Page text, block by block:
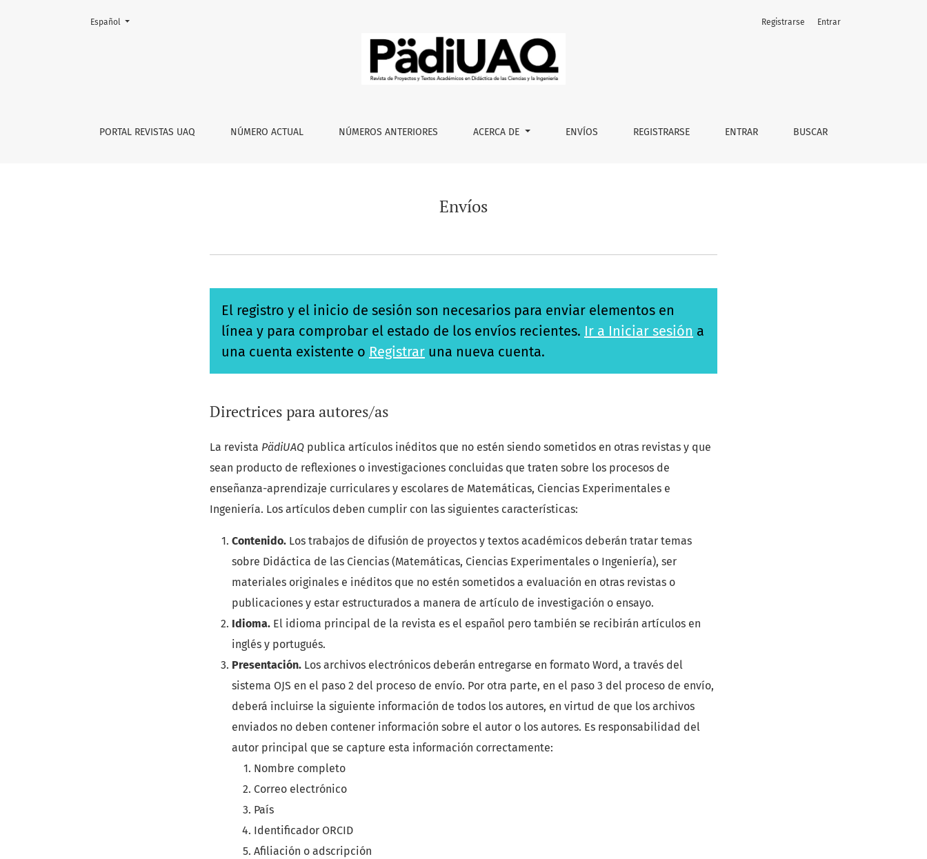
Envíos
PORTAL REVISTAS UAQ NÚMERO ACTUAL NÚMEROS ANTERIORES ACERCA DE ENVÍOS REGISTRARSE ENTRAR BUSCAR
Registrarse Entrar
Cambiar el idioma. El actual es:
Español
Envíos
El registro y el inicio de sesión son necesarios para enviar elementos en
línea y para comprobar el estado de los envíos recientes. Ir a Iniciar sesión a
una cuenta existente o Registrar una nueva cuenta.
Directrices para autores/as
La revista PädiUAQ publica artículos inéditos que no estén siendo sometidos en otras revistas y que
sean producto de reflexiones o investigaciones concluidas que traten sobre los procesos de
enseñanza-aprendizaje curriculares y escolares de Matemáticas, Ciencias Experimentales e
Ingeniería. Los artículos deben cumplir con las siguientes características:
Contenido. Los trabajos de difusión de proyectos y textos académicos deberán tratar temas
sobre Didáctica de las Ciencias (Matemáticas, Ciencias Experimentales o Ingeniería), ser
materiales originales e inéditos que no estén sometidos a evaluación en otras revistas o
publicaciones y estar estructurados a manera de artículo de investigación o ensayo.
Idioma. El idioma principal de la revista es el español pero también se recibirán artículos en
inglés y portugués.
Presentación. Los archivos electrónicos deberán entregarse en formato Word, a través del
sistema OJS en el paso 2 del proceso de envío. Por otra parte, en el paso 3 del proceso de envío,
deberá incluirse la siguiente información de todos los autores, en virtud de que los archivos
enviados no deben contener información sobre el autor o los autores. Es responsabilidad del
autor principal que se capture esta información correctamente:
Nombre completo
Correo electrónico
País
Identificador ORCID
Afiliación o adscripción